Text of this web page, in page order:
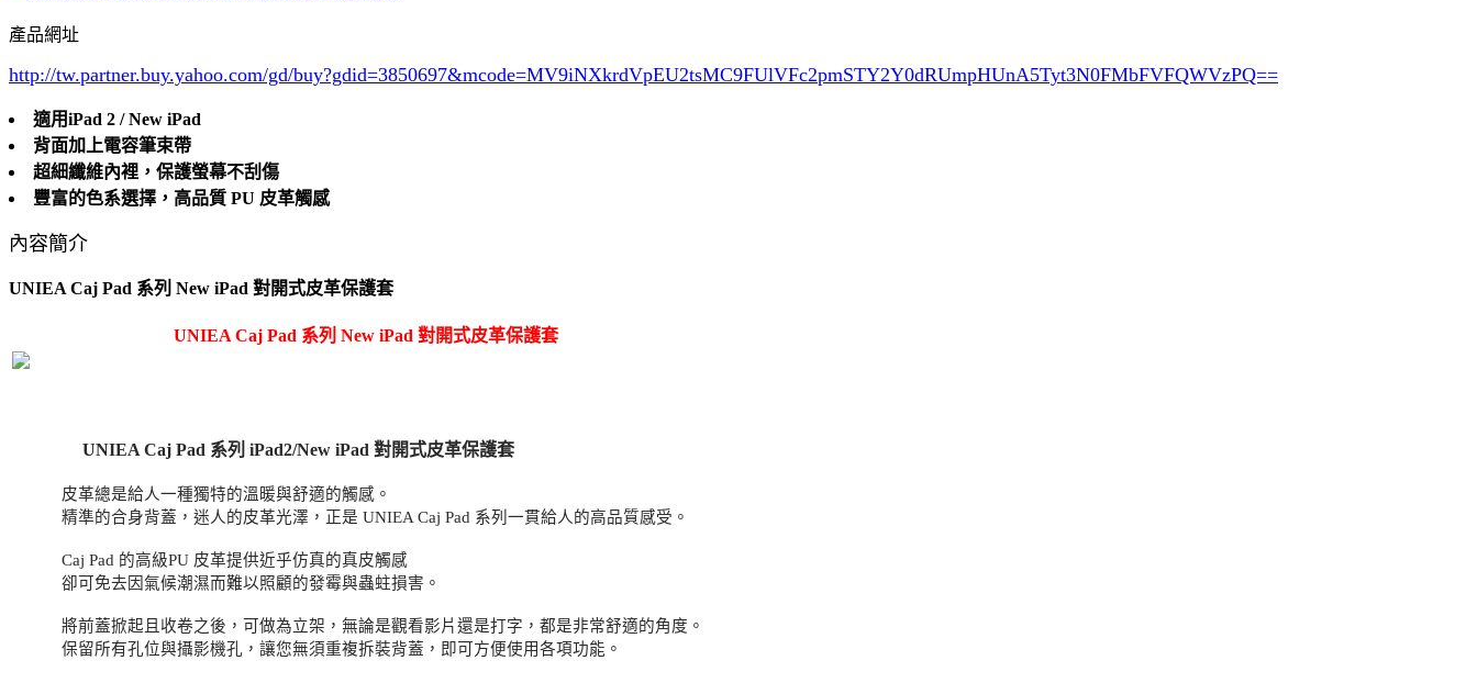
產品網址
http://tw.partner.buy.yahoo.com/gd/buy?gdid=3850697&mcode=MV9iNXkrdVpEU2tsMC9FUlVFc2pmSTY2Y0dRUmpHUnA5Tyt3N0FMbFVFQWVzPQ==
適用iPad 2 / New iPad
背面加上電容筆束帶
超細纖維內裡，保護螢幕不刮傷
豐富的色系選擇，高品質 PU 皮革觸感
內容簡介
UNIEA Caj Pad 系列 New iPad 對開式皮革保護套
UNIEA Caj Pad 系列 New iPad 對開式皮革保護套
UNIEA Caj Pad 系列 iPad2/New iPad 對開式皮革保護套
皮革總是給人一種獨特的溫暖與舒適的觸感。
精準的合身背蓋，迷人的皮革光澤，正是 UNIEA Caj Pad 系列一貫給人的高品質感受。
Caj Pad 的高級PU 皮革提供近乎仿真的真皮觸感
卻可免去因氣候潮濕而難以照顧的發霉與蟲蛀損害。
將前蓋掀起且收卷之後，可做為立架，無論是觀看影片還是打字，都是非常舒適的角度。
保留所有孔位與攝影機孔，讓您無須重複拆裝背蓋，即可方便使用各項功能。